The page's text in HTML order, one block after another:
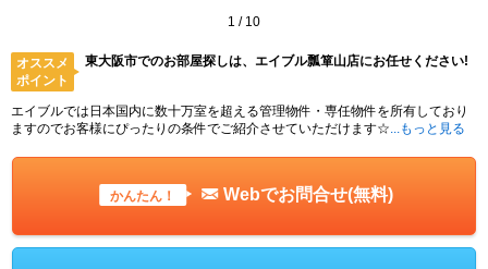
1 / 10
オススメ
ポイント
東大阪市でのお部屋探しは、エイブル瓢箪山店にお任せください!
エイブルでは日本国内に数十万室を超える管理物件・専任物件を所有しており
ますのでお客様にぴったりの条件でご紹介させていただけます☆ ...もっと見る
かんたん！ Webでお問合せ(無料)